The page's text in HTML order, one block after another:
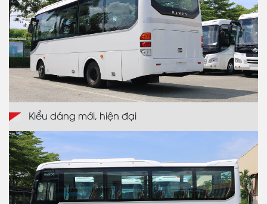
Kiểu dáng mới, hiện đại